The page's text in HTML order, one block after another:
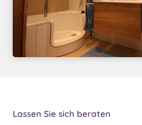
Lassen Sie sich beraten